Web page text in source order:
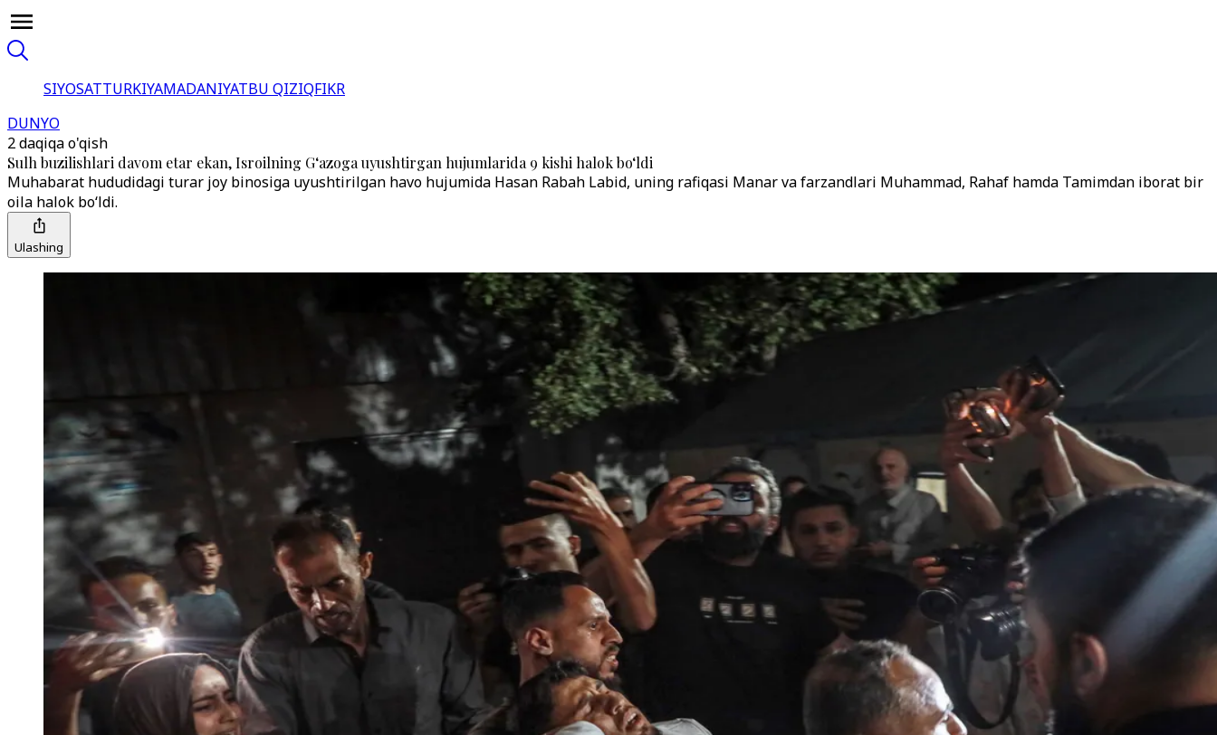
SIYOSATTURKIYAMADANIYATBU QIZIQFIKR
DUNYO
2 daqiqa o'qish
Sulh buzilishlari davom etar ekan, Isroilning G‘azoga uyushtirgan hujumlarida 9 kishi halok bo‘ldi
Muhabarat hududidagi turar joy binosiga uyushtirilgan havo hujumida Hasan Rabah Labid, uning rafiqasi Manar va farzandlari Muhammad, Rahaf hamda Tamimdan iborat bir
oila halok bo‘ldi.
Ulashing